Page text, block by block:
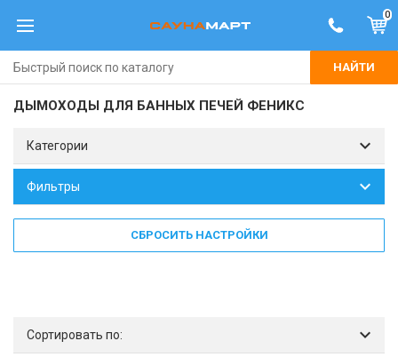
0
НАЙТИ
ДЫМОХОДЫ ДЛЯ БАННЫХ ПЕЧЕЙ ФЕНИКС
Категории
Фильтры
СБРОСИТЬ НАСТРОЙКИ
Сортировать по: